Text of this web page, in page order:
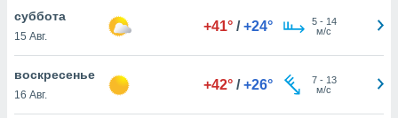
ВЫ
суббота
15 Авг.
+41° / +24° 5- 14
м/с
воскресенье
16 Авг.
+42° / +26° 7- 13
м/с